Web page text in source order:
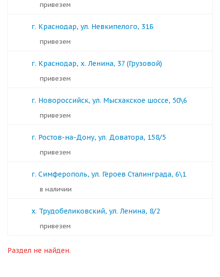
Привезем
г. Краснодар, ул. Невкипелого, 31Б
Привезем
г. Краснодар, х. Ленина, 37 (Грузовой)
Привезем
г. Новороссийск, ул. Мысхакское шоссе, 50\6
Привезем
г. Ростов-на-Дону, ул. Доватора, 158/5
Привезем
г. Симферополь, ул. Героев Сталинграда, 6\1
в наличии
х. Трудобеликовский, ул. Ленина, 8/2
Привезем
Раздел не найден.